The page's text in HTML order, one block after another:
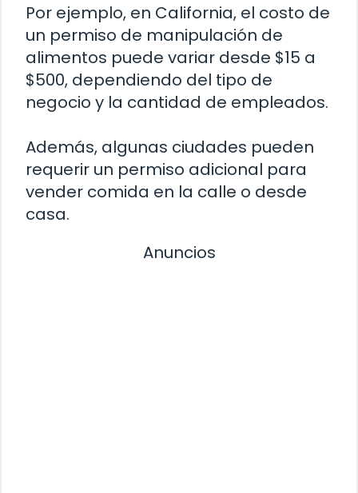
Por ejemplo, en California, el costo de
un permiso de manipulación de
alimentos puede variar desde $15 a
$500, dependiendo del tipo de
negocio y la cantidad de empleados.
Además, algunas ciudades pueden
requerir un permiso adicional para
vender comida en la calle o desde
casa.
Anuncios